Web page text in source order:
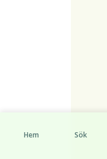
Hem Sök